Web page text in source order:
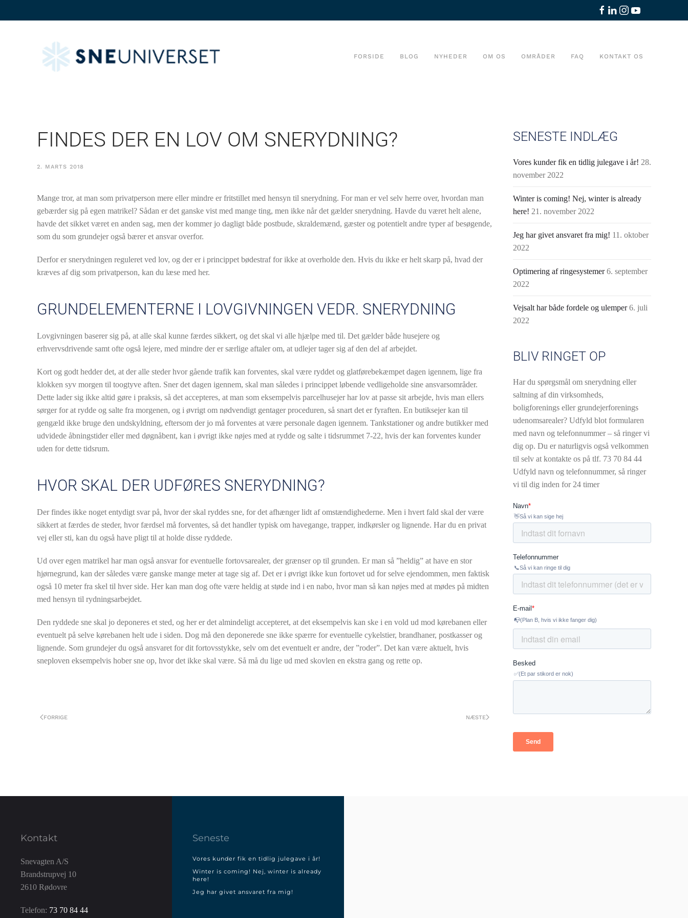
FORSIDE BLOG NYHEDER OM OS OMRÅDER FAQ KONTAKT OS
FINDES DER EN LOV OM SNERYDNING?
2. MARTS 2018
Mange tror, at man som privatperson mere eller mindre er fritstillet med hensyn til snerydning. For man er vel selv herre over, hvordan man
gebærder sig på egen matrikel? Sådan er det ganske vist med mange ting, men ikke når det gælder snerydning. Havde du været helt alene,
havde det sikket været en anden sag, men der kommer jo dagligt både postbude, skraldemænd, gæster og potentielt andre typer af besøgende,
som du som grundejer også bærer et ansvar overfor.
Derfor er snerydningen reguleret ved lov, og der er i princippet bødestraf for ikke at overholde den. Hvis du ikke er helt skarp på, hvad der
kræves af dig som privatperson, kan du læse med her.
GRUNDELEMENTERNE I LOVGIVNINGEN VEDR. SNERYDNING
Lovgivningen baserer sig på, at alle skal kunne færdes sikkert, og det skal vi alle hjælpe med til. Det gælder både husejere og
erhvervsdrivende samt ofte også lejere, med mindre der er særlige aftaler om, at udlejer tager sig af den del af arbejdet.
Kort og godt hedder det, at der alle steder hvor gående trafik kan forventes, skal være ryddet og glatførebekæmpet dagen igennem, lige fra
klokken syv morgen til toogtyve aften. Sner det dagen igennem, skal man således i princippet løbende vedligeholde sine ansvarsområder.
Dette lader sig ikke altid gøre i praksis, så det accepteres, at man som eksempelvis parcelhusejer har lov at passe sit arbejde, hvis man ellers
sørger for at rydde og salte fra morgenen, og i øvrigt om nødvendigt gentager proceduren, så snart det er fyraften. En butiksejer kan til
gengæld ikke bruge den undskyldning, eftersom der jo må forventes at være personale dagen igennem. Tankstationer og andre butikker med
udvidede åbningstider eller med døgnåbent, kan i øvrigt ikke nøjes med at rydde og salte i tidsrummet 7-22, hvis der kan forventes kunder
uden for dette tidsrum.
HVOR SKAL DER UDFØRES SNERYDNING?
Der findes ikke noget entydigt svar på, hvor der skal ryddes sne, for det afhænger lidt af omstændighederne. Men i hvert fald skal der være
sikkert at færdes de steder, hvor færdsel må forventes, så det handler typisk om havegange, trapper, indkørsler og lignende. Har du en privat
vej eller sti, kan du også have pligt til at holde disse ryddede.
Ud over egen matrikel har man også ansvar for eventuelle fortovsarealer, der grænser op til grunden. Er man så ”heldig” at have en stor
hjørnegrund, kan der således være ganske mange meter at tage sig af. Det er i øvrigt ikke kun fortovet ud for selve ejendommen, men faktisk
også 10 meter fra skel til hver side. Her kan man dog ofte være heldig at støde ind i en nabo, hvor man så kan nøjes med at mødes på midten
med hensyn til rydningsarbejdet.
Den ryddede sne skal jo deponeres et sted, og her er det almindeligt accepteret, at det eksempelvis kan ske i en vold ud mod kørebanen eller
eventuelt på selve kørebanen helt ude i siden. Dog må den deponerede sne ikke spærre for eventuelle cykelstier, brandhaner, postkasser og
lignende. Som grundejer du også ansvaret for dit fortovsstykke, selv om det eventuelt er andre, der ”roder”. Det kan være aktuelt, hvis
sneploven eksempelvis hober sne op, hvor det ikke skal være. Så må du lige ud med skovlen en ekstra gang og rette op.
FORRIGE NÆSTE
SENESTE INDLÆG
Vores kunder fik en tidlig julegave i år! 28.
november 2022
Winter is coming! Nej, winter is already
here! 21. november 2022
Jeg har givet ansvaret fra mig! 11. oktober
2022
Optimering af ringesystemer 6. september
2022
Vejsalt har både fordele og ulemper 6. juli
2022
BLIV RINGET OP
Har du spørgsmål om snerydning eller
saltning af din virksomheds,
boligforenings eller grundejerforenings
udenomsarealer? Udfyld blot formularen
med navn og telefonnummer – så ringer vi
dig op. Du er naturligvis også velkommen
til selv at kontakte os på tlf. 73 70 84 44
Udfyld navn og telefonnummer, så ringer
vi til dig inden for 24 timer
Kontakt
Snevagten A/S
Brandstrupvej 10
2610 Rødovre
Telefon: 73 70 84 44
Seneste
Vores kunder fik en tidlig julegave i år!
Winter is coming! Nej, winter is already
here!
Jeg har givet ansvaret fra mig!